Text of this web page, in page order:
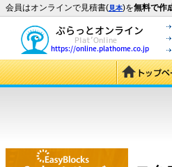
会員はオンラインで見積書(見本)を無料で作